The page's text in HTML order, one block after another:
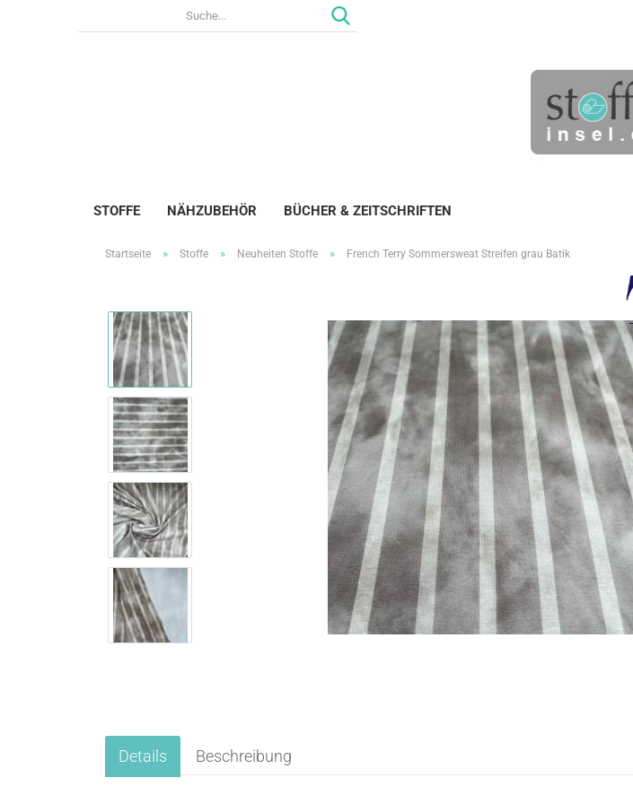
STOFFE NÄHZUBEHÖR BÜCHER & ZEITSCHRIFTEN
Startseite » Stoffe » Neuheiten Stoffe » French Terry Sommersweat Streifen grau Batik
Details Beschreibung